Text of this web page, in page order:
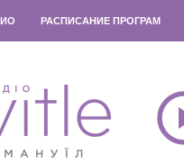
РАСПИСАНИЕ ПРОГРАМ